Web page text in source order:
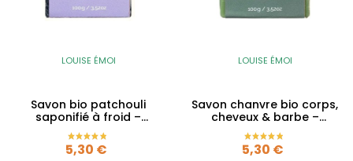
LOUISE ÉMOI
Savon bio patchouli
saponifié à froid –
Patchouli Sensuel – 100g
Prix
5,30 €
LOUISE ÉMOI
Savon chanvre bio corps,
cheveux & barbe –
Chanvre – 100g
Prix
5,30 €